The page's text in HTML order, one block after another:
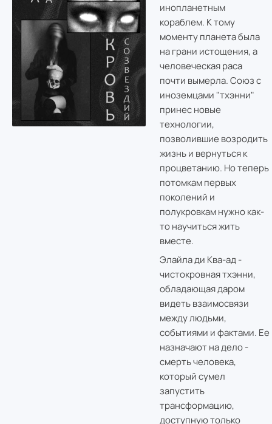
инопланетным
кораблем. К тому
моменту планета была
на грани истощения, а
человеческая раса
почти вымерла. Союз с
иноземцами "тхэнни"
принес новые
технологии,
позволившие возродить
жизнь и вернуться к
процветанию. Но теперь
потомкам первых
поколений и
полукровкам нужно как-
то научиться жить
вместе.
Элайла ди Ква-ад -
чистокровная тхэнни,
обладающая даром
видеть взаимосвязи
между людьми,
событиями и фактами. Ее
назначают на дело -
смерть человека,
который сумел
запустить
трансформацию,
доступную только